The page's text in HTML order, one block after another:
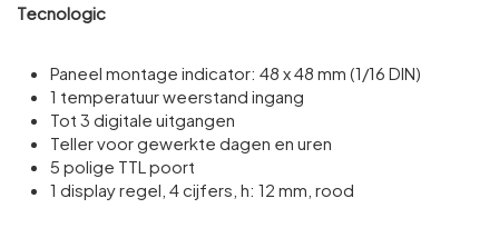
Tecnologic
Paneel montage indicator: 48 x 48 mm (1/16 DIN)
1 temperatuur weerstand ingang
Tot 3 digitale uitgangen
Teller voor gewerkte dagen en uren
5 polige TTL poort
1 display regel, 4 cijfers, h: 12 mm, rood